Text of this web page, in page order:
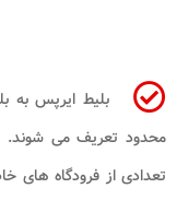
بلیط ایرپس به
محدود تعریف می شوند.
تعدادی از فرودگاه